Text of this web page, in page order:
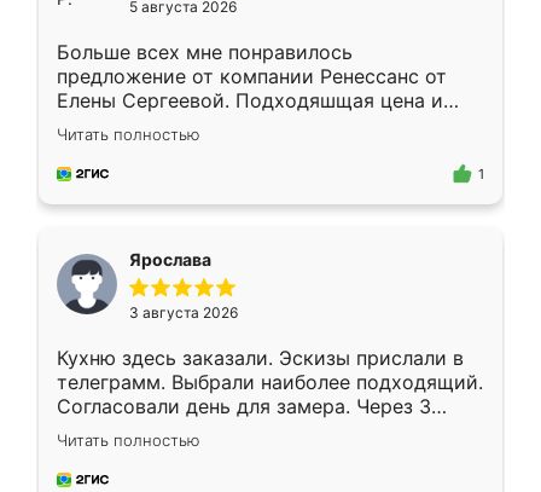
5 августа 2026
Больше всех мне понравилось
предложение от компании Ренессанс от
Елены Сергеевой. Подходяшщая цена и
короткие сроки изготовления. Приехавший
для замера сотрудник Владислав
предложил по моему эскизу самый
Читать полностью
1
Ярослава
3 августа 2026
Кухню здесь заказали. Эскизы прислали в
телеграмм. Выбрали наиболее подходящий.
Согласовали день для замера. Через 3
недели кухня была уже готова. Остались
довольны работой. Спасибо Ренессанс
мебель за качественную работу!
Читать полностью